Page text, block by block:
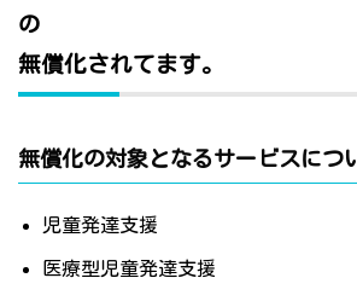
の
無償化されてます。
無償化の対象となるサービスにつ
児童発達支援
医療型児童発達支援